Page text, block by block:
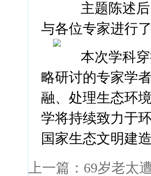
主题陈述后
与各位专家进行
本次学科穿
略研讨的专家学
融、处理生态环
学将持续致力于
国家生态文明建
上一篇：69岁老太